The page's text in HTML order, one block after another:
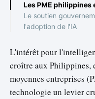
Les PME philippines
Le soutien
l'adoption de l'IA
L'intérêt pour
croître aux Philippines,
moyennes entreprises
technologie un levier